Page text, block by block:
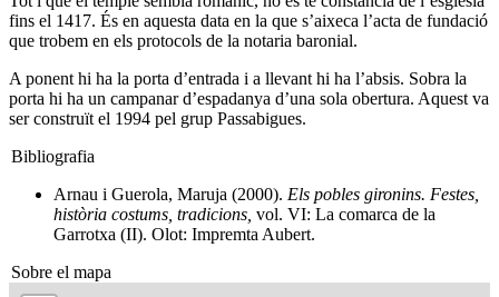
fins el 1417. És en aquesta data en la que s’aixeca l’acta de fundació
que trobem en els protocols de la notaria baronial.
A ponent hi ha la porta d’entrada i a llevant hi ha l’absis. Sobra la
porta hi ha un campanar d’espadanya d’una sola obertura. Aquest va
ser construït el 1994 pel grup Passabigues.
Bibliografia
Arnau i Guerola, Maruja (2000). Els pobles gironins. Festes,
història costums, tradicions, vol. VI: La comarca de la
Garrotxa (II). Olot: Impremta Aubert.
Sobre el mapa